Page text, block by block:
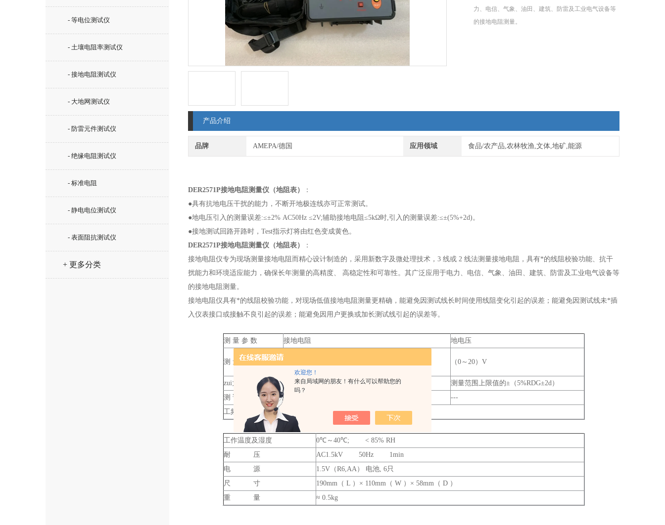
欢迎您！
来自局域网的朋友！有什么可以帮助您的
吗？
- 等电位测试仪
- 土壤电阻率测试仪
- 接地电阻测试仪
- 大地网测试仪
- 防雷元件测试仪
- 绝缘电阻测试仪
- 标准电阻
- 静电电位测试仪
- 表面阻抗测试仪
+ 更多分类
力、电信、气象、油田、建筑、防雷及工业电气设备等
的接地电阻测量。
产品介绍
品牌 AMEPA/德国 应用领域 食品/农产品,农林牧渔,文体,地矿,能源
DER2571P接地电阻测量仪（地阻表）
：
●具有抗地电压干扰的能力，不断开地极连线亦可正常测试。
●地电压引入的测量误差:≤±2% AC50Hz ≤2V;辅助接地电阻≤5kΩ时,引入的测量误差:≤±(5%+2d)。
●接地测试回路开路时，Test指示灯将由红色变成黄色。
DER2571P接地电阻测量仪（地阻表）
：
接地电阻仪专为现场测量接地电阻而精心设计制造的，采用新数字及微处理技术，3 线或 2 线法测量接地电阻，具有*的线阻校验功能、抗干
扰能力和环境适应能力，确保长年测量的高精度、 高稳定性和可靠性。其广泛应用于电力、电信、气象、油田、建筑、防雷及工业电气设备等
的接地电阻测量。
接地电阻仪具有*的线阻校验功能，对现场低值接地电阻测量更精确，能避免因测试线长时间使用线阻变化引起的误差；能避免因测试线未*插
入仪表接口或接触不良引起的误差；能避免因用户更换或加长测试线引起的误差等。
测 量 参 数 接地电阻 地电压
测 量 范 围
（ 0 ～ 2 0）Ω
（0～200）Ω;（0～2000）Ω
（0～20）V
zui大测量误差 ±（5%RDG±2d）
测量范围上限值的±（5%RDG±2d）
测 试 电 流
1mA（0.00～200）Ω; 0.2mA（200～2000）Ω
---
工频干扰地电压
≤2V
工作温度及湿度
0℃～40℃; < 85% RH
耐 压
AC1.5kV 50Hz 1min
电 源
1.5V（R6,AA） 电池, 6只
尺 寸
190mm（ L ）× 110mm（ W ）× 58mm（ D ）
重 量
≈ 0.5kg